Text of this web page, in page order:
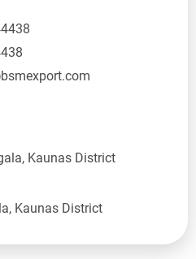
Kaunas District